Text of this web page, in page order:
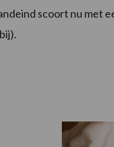
scoort nu met